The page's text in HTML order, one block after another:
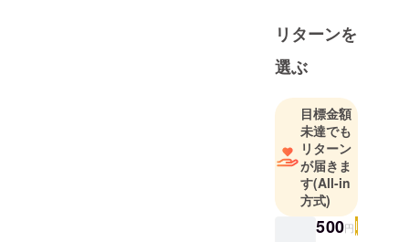
普段の配信
配信を中心
ときどき企
画っぽい配
信も行って
います。
よろしくお
願いしま
リターンを
選ぶ
目標金額
未達でも
リターン
が届きま
す(All-in
方式)
500円